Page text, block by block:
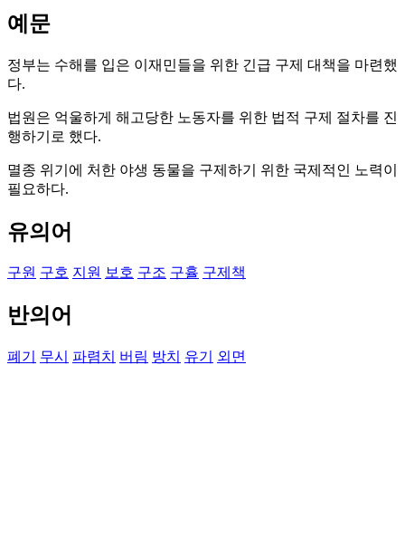
예문
정부는 수해를 입은 이재민들을 위한 긴급 구제 대책을 마련했
다.
법원은 억울하게 해고당한 노동자를 위한 법적 구제 절차를 진
행하기로 했다.
멸종 위기에 처한 야생 동물을 구제하기 위한 국제적인 노력이
필요하다.
유의어
구원 구호 지원 보호 구조 구휼 구제책
반의어
폐기 무시 파렴치 버림 방치 유기 외면